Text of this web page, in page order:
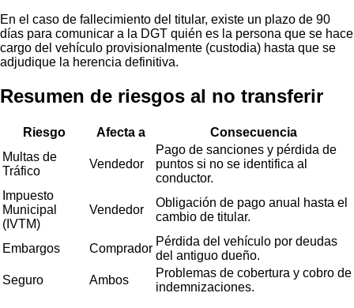
En el caso de fallecimiento del titular, existe un plazo de 90
días para comunicar a la DGT quién es la persona que se hace
cargo del vehículo provisionalmente (custodia) hasta que se
adjudique la herencia definitiva.
Resumen de riesgos al no transferir
Riesgo Afecta a
Consecuencia
Multas de
Tráfico
Vendedor
Pago de sanciones y pérdida de
puntos si no se identifica al
conductor.
Impuesto
Municipal
(IVTM)
Vendedor
Obligación de pago anual hasta el
cambio de titular.
Embargos Comprador
Pérdida del vehículo por deudas
del antiguo dueño.
Seguro
Ambos
Problemas de cobertura y cobro de
indemnizaciones.